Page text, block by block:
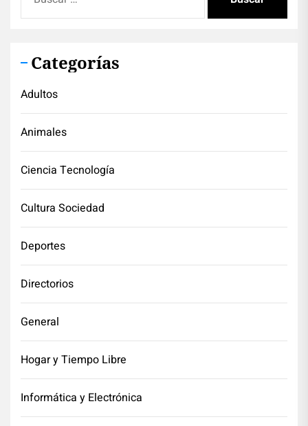
Categorías
Adultos
Animales
Ciencia Tecnología
Cultura Sociedad
Deportes
Directorios
General
Hogar y Tiempo Libre
Informática y Electrónica